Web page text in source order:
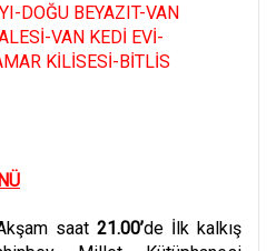
DOĞU BEYAZIT-VAN
VAN KEDİ EVİ-
KİLİSESİ-BİTLİS
saat 21.00’de İlk kalkış